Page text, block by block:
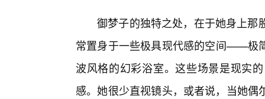
御梦子的独特之处，在于她身上那
常置身于一些极具现代感的空间——极
波风格的幻彩浴室。这些场景是现实
感。她很少直视镜头，或者说，当她